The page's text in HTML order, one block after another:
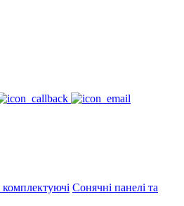
Сонячні панелі та